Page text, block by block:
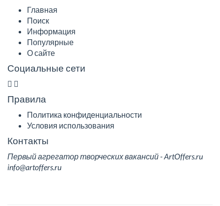
Главная
Поиск
Информация
Популярные
О сайте
Социальные сети
Правила
Политика конфиденциальности
Условия использования
Контакты
Первый агрегатор творческих вакансий - ArtOffers.ru
info@artoffers.ru